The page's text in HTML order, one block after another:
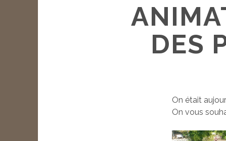
DES
On était
On vous